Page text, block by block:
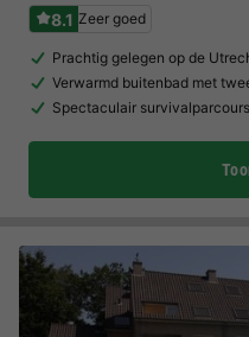
8.1 Zeer goed
Prachtig gelegen op de
Verwarmd buitenbad met
Spectaculair survivalparcours